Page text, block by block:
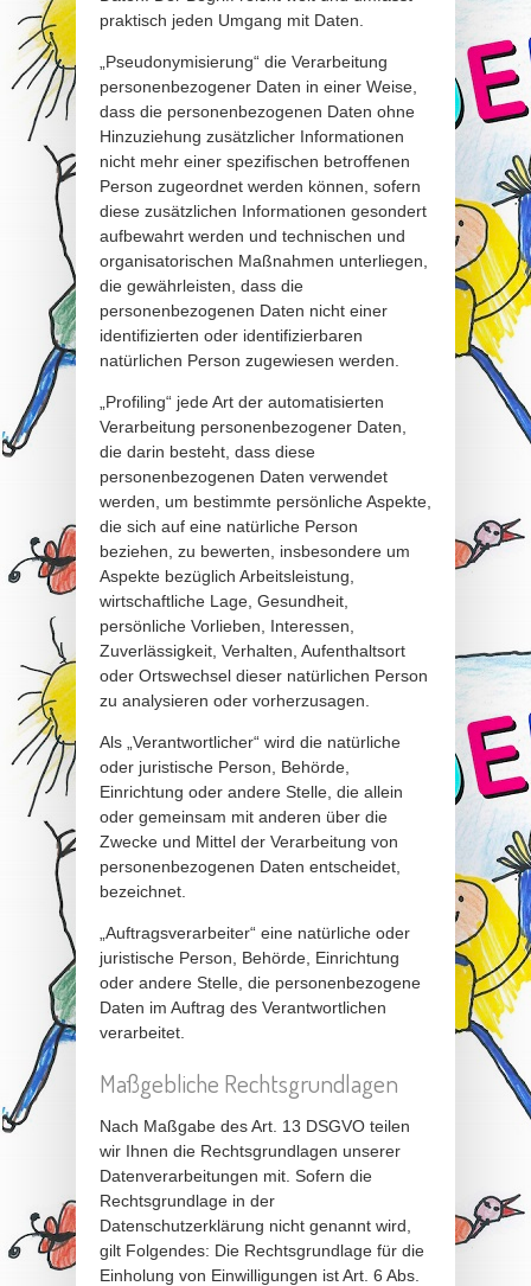
praktisch jeden Umgang mit Daten.
„Pseudonymisierung“ die Verarbeitung
personenbezogener Daten in einer Weise,
dass die personenbezogenen Daten ohne
Hinzuziehung zusätzlicher Informationen
nicht mehr einer spezifischen betroffenen
Person zugeordnet werden können, sofern
diese zusätzlichen Informationen gesondert
aufbewahrt werden und technischen und
organisatorischen Maßnahmen unterliegen,
die gewährleisten, dass die
personenbezogenen Daten nicht einer
identifizierten oder identifizierbaren
natürlichen Person zugewiesen werden.
„Profiling“ jede Art der automatisierten
Verarbeitung personenbezogener Daten,
die darin besteht, dass diese
personenbezogenen Daten verwendet
werden, um bestimmte persönliche Aspekte,
die sich auf eine natürliche Person
beziehen, zu bewerten, insbesondere um
Aspekte bezüglich Arbeitsleistung,
wirtschaftliche Lage, Gesundheit,
persönliche Vorlieben, Interessen,
Zuverlässigkeit, Verhalten, Aufenthaltsort
oder Ortswechsel dieser natürlichen Person
zu analysieren oder vorherzusagen.
Als „Verantwortlicher“ wird die natürliche
oder juristische Person, Behörde,
Einrichtung oder andere Stelle, die allein
oder gemeinsam mit anderen über die
Zwecke und Mittel der Verarbeitung von
personenbezogenen Daten entscheidet,
bezeichnet.
„Auftragsverarbeiter“ eine natürliche oder
juristische Person, Behörde, Einrichtung
oder andere Stelle, die personenbezogene
Daten im Auftrag des Verantwortlichen
verarbeitet.
Maßgebliche Rechtsgrundlagen
Nach Maßgabe des Art. 13 DSGVO teilen
wir Ihnen die Rechtsgrundlagen unserer
Datenverarbeitungen mit. Sofern die
Rechtsgrundlage in der
Datenschutzerklärung nicht genannt wird,
gilt Folgendes: Die Rechtsgrundlage für die
Einholung von Einwilligungen ist Art. 6 Abs.